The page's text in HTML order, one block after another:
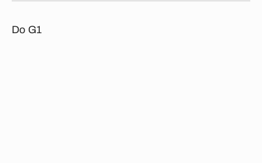
Do G1